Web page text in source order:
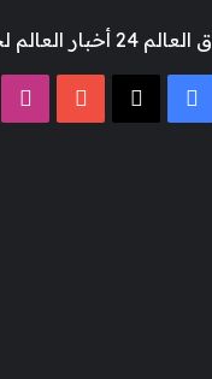
لحظة بلحظة
فيسبوك ‫YouTube